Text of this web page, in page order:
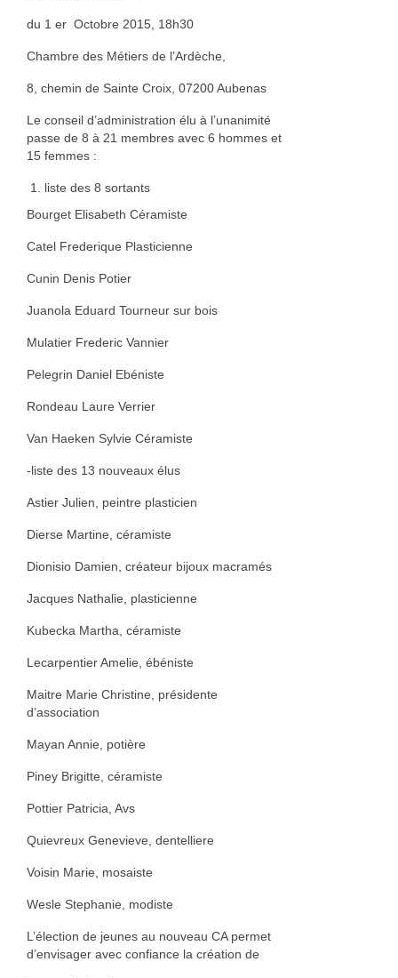
David Ranchin
joseph vallon
Emilie Rouillon
Fil et textile
Florance Russo
Stefanie Wesle
Aurelia Westray
Bijoux
Atelier POIEMA
Cadet Or Création
Claude Vernet
Nadia Plantier
Estampe, papier
Daniel Van Cutsem
Francine Copet
Isabelle Coorevits
Pierre Jonquières
Ameublement et décoration
Facture instrumentale
du 1 er Octobre 2015, 18h30
Chambre des Métiers de l’Ardèche,
8, chemin de Sainte Croix, 07200 Aubenas
Le conseil d’administration élu à l’unanimité
passe de 8 à 21 membres avec 6 hommes et
15 femmes :
liste des 8 sortants
Bourget Elisabeth Céramiste
Catel Frederique Plasticienne
Cunin Denis Potier
Juanola Eduard Tourneur sur bois
Mulatier Frederic Vannier
Pelegrin Daniel Ebéniste
Rondeau Laure Verrier
Van Haeken Sylvie Céramiste
-liste des 13 nouveaux élus
Astier Julien, peintre plasticien
Dierse Martine, céramiste
Dionisio Damien, créateur bijoux macramés
Jacques Nathalie, plasticienne
Kubecka Martha, céramiste
Lecarpentier Amelie, ébéniste
Maitre Marie Christine, présidente
d’association
Mayan Annie, potière
Piney Brigitte, céramiste
Pottier Patricia, Avs
Quievreux Genevieve, dentelliere
Voisin Marie, mosaiste
Wesle Stephanie, modiste
L’élection de jeunes au nouveau CA permet
d’envisager avec confiance la création de